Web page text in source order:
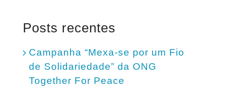
Posts recentes
Campanha “Mexa-se por um Fio
de Solidariedade” da ONG
Together For Peace